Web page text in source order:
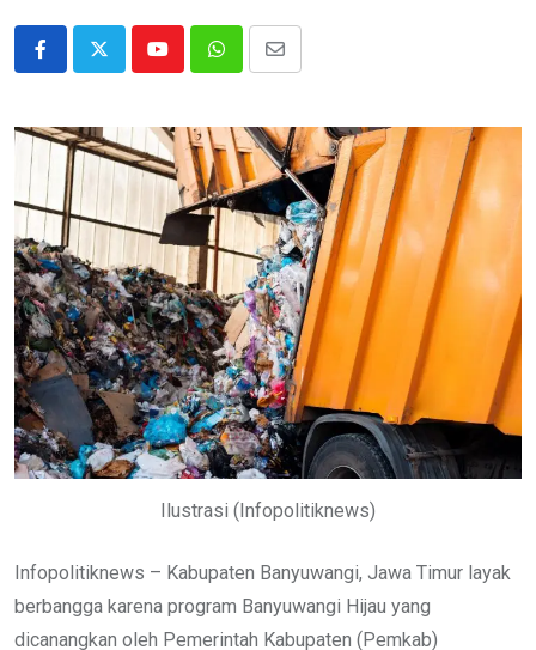
YoutubeWhatsappShare
Email
Ilustrasi (Infopolitiknews)
Infopolitiknews – Kabupaten Banyuwangi, Jawa Timur layak
berbangga karena program Banyuwangi Hijau yang
dicanangkan oleh Pemerintah Kabupaten (Pemkab)